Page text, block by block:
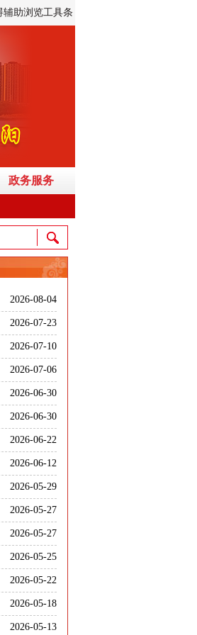
辅助浏览工具条
政务服务
义思想，弘扬伟大建党精神，自
2026-08-04
2026-07-23
2026-07-10
2026-07-06
2026-06-30
2026-06-30
2026-06-22
2026-06-12
2026-05-29
2026-05-27
2026-05-27
2026-05-25
2026-05-22
2026-05-18
2026-05-13